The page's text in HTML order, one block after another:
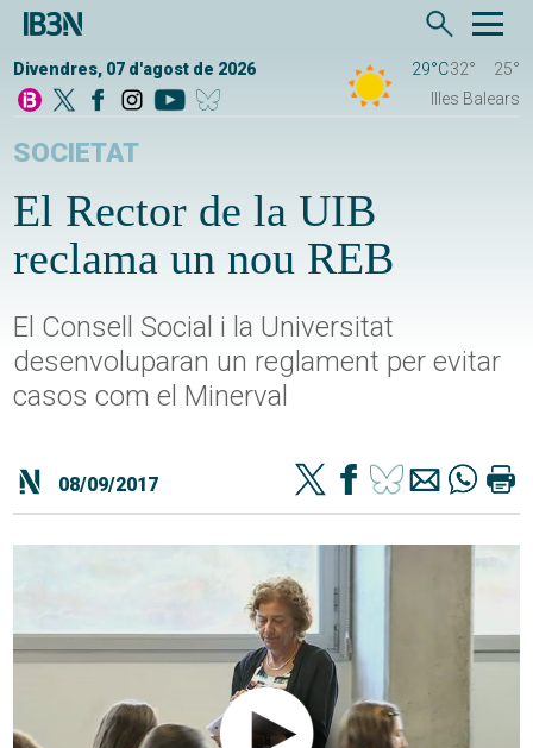
Divendres, 07 d'agost de 2026 29°C32°
25°
Illes Balears
SOCIETAT
El Rector de la UIB
reclama un nou REB
El Consell Social i la Universitat
desenvoluparan un reglament per evitar
casos com el Minerval
08/09/2017